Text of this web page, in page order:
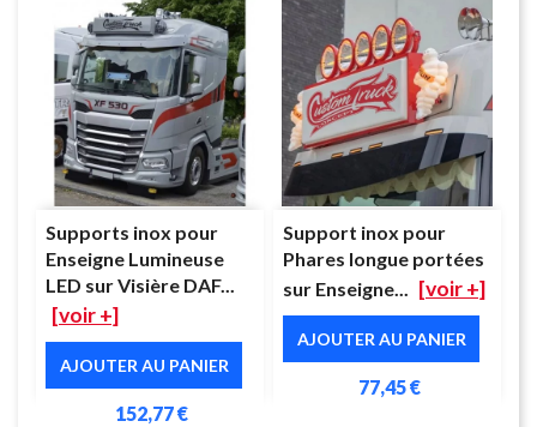
Supports inox pour
Enseigne Lumineuse
LED sur Visière DAF...
[voir +]
AJOUTER AU PANIER
152,77 €
Support inox pour
Phares longue portées
sur Enseigne...
[voir +]
AJOUTER AU PANIER
77,45 €